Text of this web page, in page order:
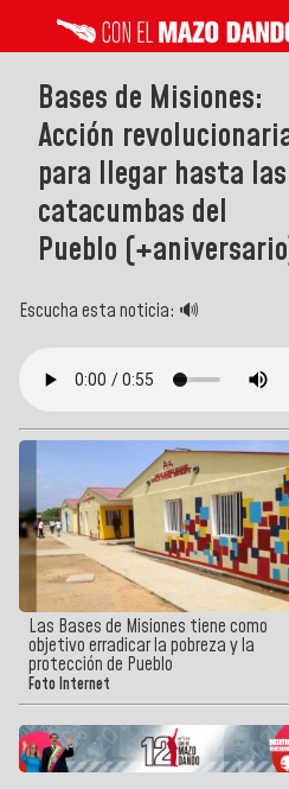
Bases de Misiones:
Acción
para llegar hasta las
catacumbas del
Pueblo
Escucha esta noticia: 🔊
Las Bases de Misiones tiene como
objetivo erradicar la pobreza y la
protección de Pueblo
Foto Internet